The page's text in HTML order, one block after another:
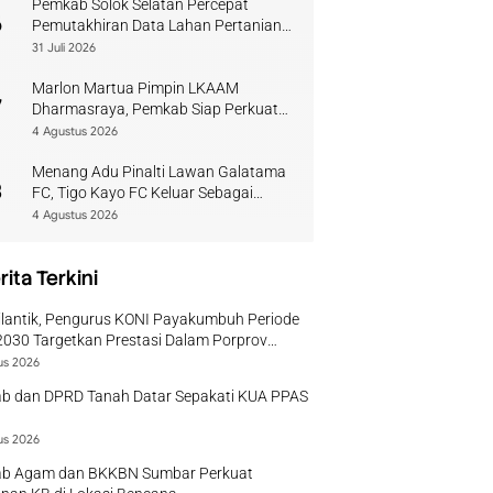
Pemkab Solok Selatan Percepat
Pemutakhiran Data Lahan Pertanian
Pangan Berkelanjutan
31 Juli 2026
Marlon Martua Pimpin LKAAM
Dharmasraya, Pemkab Siap Perkuat
Sinergi Adat
4 Agustus 2026
Menang Adu Pinalti Lawan Galatama
FC, Tigo Kayo FC Keluar Sebagai
Juara Piala Walikota Payakumbuh
4 Agustus 2026
Terkini
Pengurus KONI Payakumbuh Periode
Targetkan Prestasi Dalam Porprov
2026
dan DPRD Tanah Datar Sepakati KUA PPAS
2026
Agam dan BKKBN Sumbar Perkuat